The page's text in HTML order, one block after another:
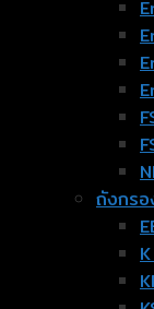
ถังกร